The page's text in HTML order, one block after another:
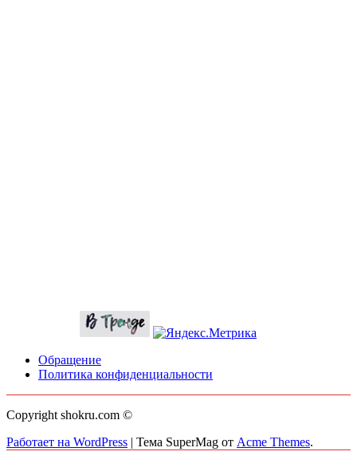
Обращение
Политика конфиденциальности
Copyright shokru.com ©
Работает на WordPress | Тема SuperMag от Acme Themes.